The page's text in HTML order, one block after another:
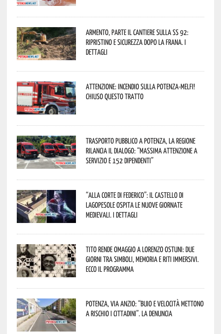
Armento, parte il cantiere sulla SS 92:
ripristino e sicurezza dopo la frana. I
dettagli
Attenzione: incendio sulla Potenza-Melfi!
Chiuso questo tratto
Trasporto pubblico a Potenza, la Regione
rilancia il dialogo: “Massima attenzione a
servizio e 152 dipendenti”
“Alla corte di Federico”: il Castello di
Lagopesole ospita le nuove Giornate
Medievali. I dettagli
Tito rende omaggio a Lorenzo Ostuni: due
giorni tra simboli, memoria e riti immersivi.
Ecco il programma
Potenza, Via Anzio: “Buio e velocità mettono
a rischio i cittadini”. La denuncia